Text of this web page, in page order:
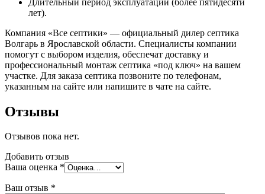
лет).
Компания «Все септики» — официальный дилер септика
Волгарь в Ярославской области. Специалисты компании
помогут с выбором изделия, обеспечат доставку и
профессиональный монтаж септика «под ключ» на вашем
участке. Для заказа септика позвоните по телефонам,
указанным на сайте или напишите в чате на сайте.
Отзывы
Отзывов пока нет.
Добавить отзыв
Ваша оценка *
Ваш отзыв *